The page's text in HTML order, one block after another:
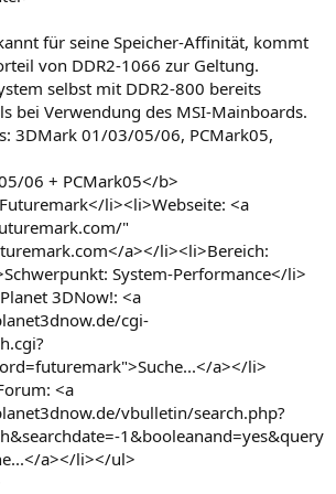
für seine Speicher-Affinität, kommt
von DDR2-1066 zur Geltung.
selbst mit DDR2-800 bereits
bei Verwendung des MSI-Mainboards.
3DMark 01/03/05/06, PCMark05,
06 + PCMark05</b>
li><li>Webseite: <a
"
a></li><li>Bereich:
System-Performance</li>
3DNow!: <a
cgi-
a></li>
<a
vbulletin/search.php?
1&booleanand=yes&query
a></li></ul>